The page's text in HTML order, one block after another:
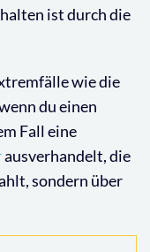
ist durch die
wie die
du einen
Fall eine
ausverhandelt, die
sondern über